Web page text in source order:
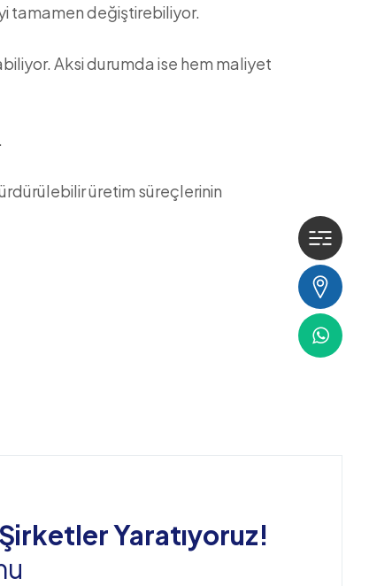
tamamen değiştirebiliyor.
Aksi durumda ise hem maliyet
üretim süreçlerinin
Yaratıyoruz!